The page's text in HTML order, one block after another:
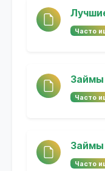
Часто
Займы
Часто
Займы
Часто